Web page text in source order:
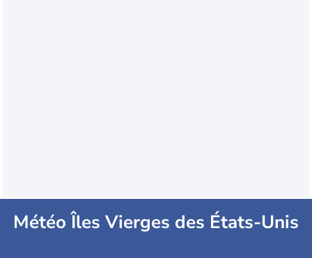
Météo Îles Vierges des États-Unis